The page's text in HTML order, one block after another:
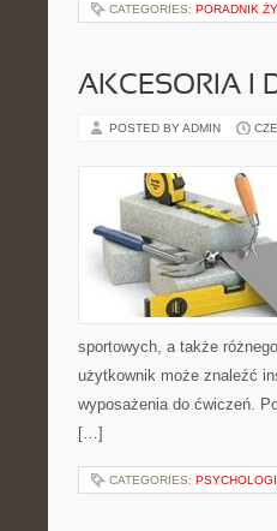
CATEGORIES: PORADNIK
AKCESORIA I
POSTED BY ADMIN
sportowych, a także
użytkownik może znaleźć
wyposażenia do ćwiczeń.
[…]
CATEGORIES: